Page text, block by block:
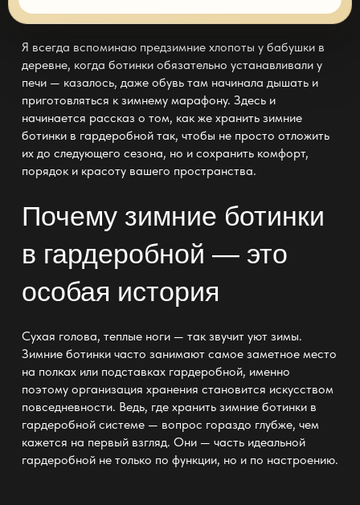
Я всегда вспоминаю предзимние хлопоты у бабушки в
деревне, когда ботинки обязательно устанавливали у
печи — казалось, даже обувь там начинала дышать и
приготовляться к зимнему марафону. Здесь и
начинается рассказ о том, как же хранить зимние
ботинки в гардеробной так, чтобы не просто отложить
их до следующего сезона, но и сохранить комфорт,
порядок и красоту вашего пространства.
Почему зимние ботинки
в гардеробной — это
особая история
Сухая голова, теплые ноги — так звучит уют зимы.
Зимние ботинки часто занимают самое заметное место
на полках или подставках гардеробной, именно
поэтому организация хранения становится искусством
повседневности. Ведь, где хранить зимние ботинки в
гардеробной системе— вопрос гораздо глубже, чем
кажется на первый взгляд. Они — часть идеальной
гардеробнойне только по функции, но и по настроению.